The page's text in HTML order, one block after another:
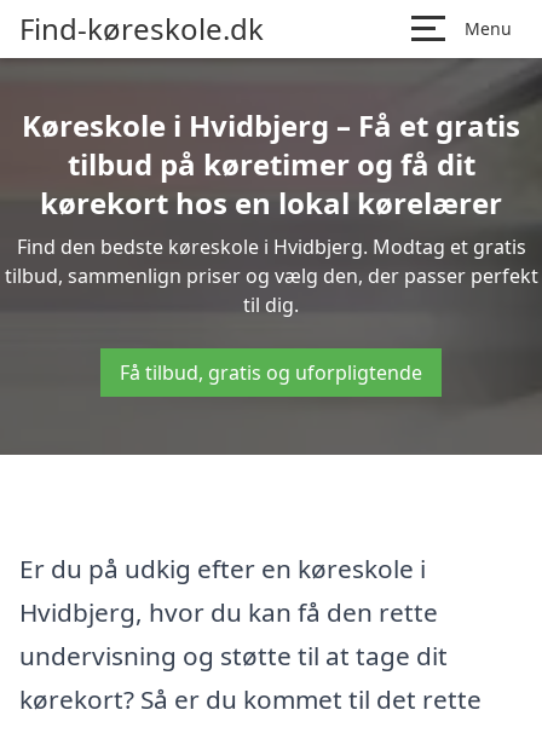
Find-køreskole.dk Menu
Køreskole i Hvidbjerg – Få et gratis
tilbud på køretimer og få dit
kørekort hos en lokal kørelærer
Find den bedste køreskole i Hvidbjerg. Modtag et gratis
tilbud, sammenlign priser og vælg den, der passer perfekt
til dig.
Få tilbud, gratis og uforpligtende
Er du på udkig efter en køreskole i
Hvidbjerg, hvor du kan få den rette
undervisning og støtte til at tage dit
kørekort? Så er du kommet til det rette